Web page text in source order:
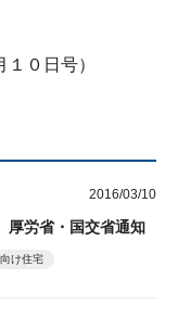
０日号）
2016/03/10
厚労省・国交省通知
け住宅